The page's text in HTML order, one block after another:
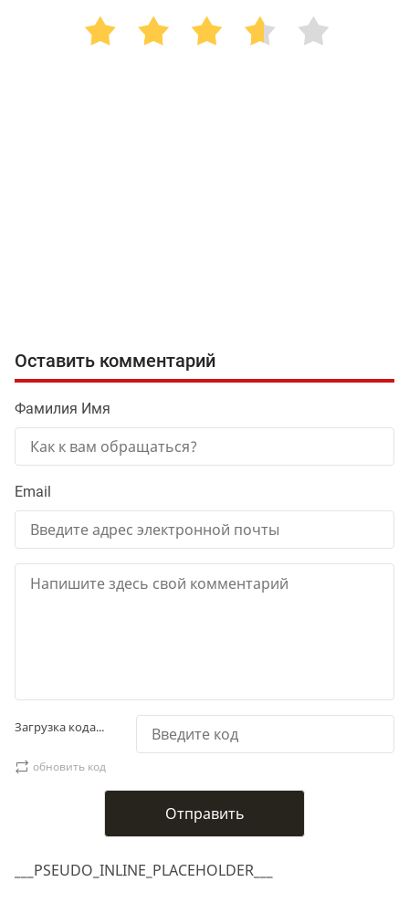
___PSEUDO_INLINE_PLACEHOLDER___
Оставить комментарий
Фамилия Имя
Email
Загрузка кода...
обновить код